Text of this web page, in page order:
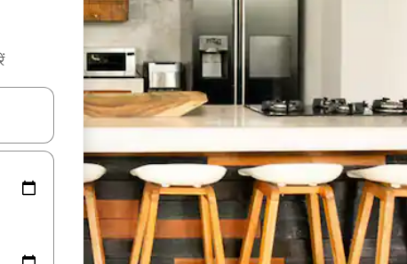
करके नेविगेट करें या टच या फिर स्वाइप जेस्चर का इस्तेमाल करके एक्सप्लोर करें।